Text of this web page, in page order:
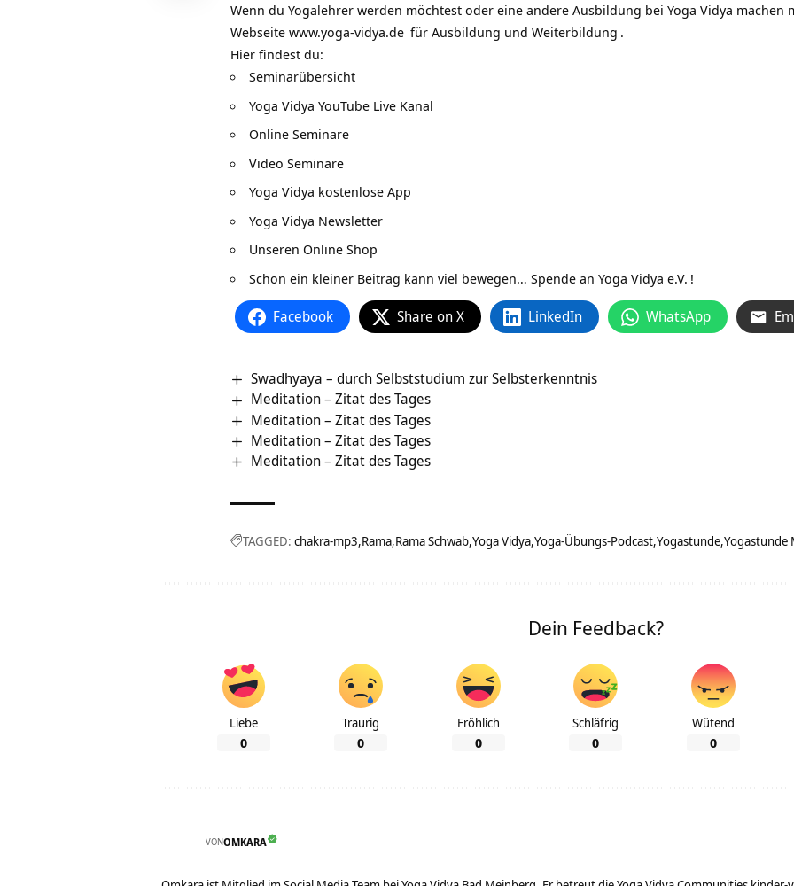
Wenn du Yogalehrer werden möchtest oder eine andere Ausbildung bei Yoga Vidya machen
Webseite www.yoga-vidya.de für Ausbildung und Weiterbildung .
Hier findest du:
Seminarübersicht
Yoga Vidya YouTube Live Kanal
Online Seminare
Video Seminare
Yoga Vidya kostenlose App
Yoga Vidya Newsletter
Unseren Online Shop
Schon ein kleiner Beitrag kann viel bewegen… Spende an Yoga Vidya e.V. !
Facebook Share on X LinkedIn WhatsApp
Swadhyaya – durch Selbststudium zur Selbsterkenntnis
Meditation – Zitat des Tages
Meditation – Zitat des Tages
Meditation – Zitat des Tages
Meditation – Zitat des Tages
TAGGED: chakra-mp3 Rama Rama Schwab Yoga Vidya Yoga-Übungs-Podcast Yogastunde Yogastunde
Dein Feedback?
Liebe
0
Traurig
0
Fröhlich
0
Schläfrig
0
Wütend
0
VONOMKARA